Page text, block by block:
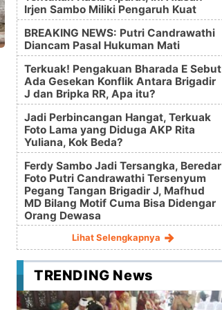
Irjen Sambo Miliki Pengaruh Kuat
BREAKING NEWS: Putri Candrawathi
Diancam Pasal Hukuman Mati
Terkuak! Pengakuan Bharada E Sebut
Ada Gesekan Konflik Antara Brigadir
J dan Bripka RR, Apa itu?
Jadi Perbincangan Hangat, Terkuak
Foto Lama yang Diduga AKP Rita
Yuliana, Kok Beda?
Ferdy Sambo Jadi Tersangka, Beredar
Foto Putri Candrawathi Tersenyum
Pegang Tangan Brigadir J, Mafhud
MD Bilang Motif Cuma Bisa Didengar
Orang Dewasa
Lihat Selengkapnya
TRENDING News